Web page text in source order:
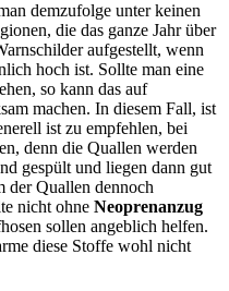
demzufolge unter keinen
die das ganze Jahr über
aufgestellt, wenn
hoch ist. Sollte man eine
so kann das auf
machen. In diesem Fall, ist
ist zu empfehlen, bei
denn die Quallen werden
gespült und liegen dann gut
der Quallen dennoch
nicht ohne Neoprenanzug
sollen angeblich helfen.
diese Stoffe wohl nicht